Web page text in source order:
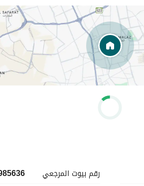
رقم بيوت المرجعي